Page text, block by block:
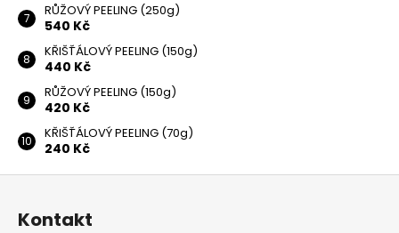
RŮŽOVÝ PEELING (250g)
540 Kč
KŘIŠŤÁLOVÝ PEELING (150g)
440 Kč
RŮŽOVÝ PEELING (150g)
420 Kč
KŘIŠŤÁLOVÝ PEELING (70g)
240 Kč
Z
Kontakt